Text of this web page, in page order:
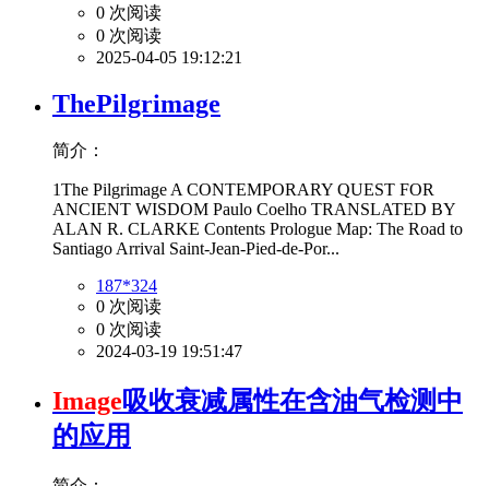
0 次阅读
0 次阅读
2025-04-05 19:12:21
ThePilgrimage
简介：
1The Pilgrimage A CONTEMPORARY QUEST FOR
ANCIENT WISDOM Paulo Coelho TRANSLATED BY
ALAN R. CLARKE Contents Prologue Map: The Road to
Santiago Arrival Saint-Jean-Pied-de-Por...
187*324
0 次阅读
0 次阅读
2024-03-19 19:51:47
Image吸收衰减属性在含油气检测中
的应用